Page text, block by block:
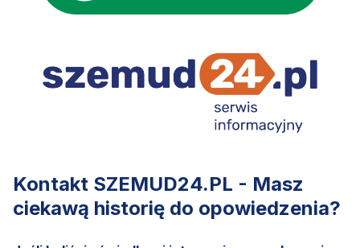
Kontakt SZEMUD24.PL - Masz
ciekawą historię do opowiedzenia?